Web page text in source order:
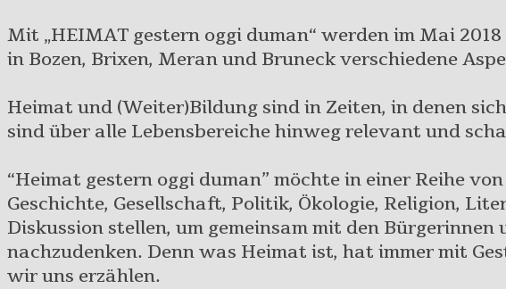
Mit „HEIMAT gestern oggi duman“ werden im Mai
in Bozen, Brixen, Meran und Bruneck verschiedene
Heimat und (Weiter)Bildung sind in Zeiten, in denen
sind über alle Lebensbereiche hinweg relevant und
“Heimat gestern oggi duman” möchte in einer Reihe
Geschichte, Gesellschaft, Politik, Ökologie, Religion,
Diskussion stellen, um gemeinsam mit den
nachzudenken. Denn was Heimat ist, hat immer mit
wir uns erzählen.